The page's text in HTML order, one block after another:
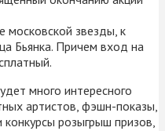
московской звезды, к
Бьянка. Причем вход на
много интересного
артистов, фэшн-показы,
розыгрыш призов,